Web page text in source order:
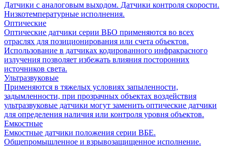
Датчики с аналоговым выходом. Датчики контроля скорости.
Низкотемпературные исполнения.
Оптические
Оптические датчики серии ВБО применяются во всех
отраслях для позиционирования или счета объектов.
Использование в датчиках кодированного инфракрасного
излучения позволяет избежать влияния посторонних
источников света.
Ультразвуковые
Применяются в тяжелых условиях запыленности,
задымленности, при прозрачных объектах воздействия
ультразвуковые датчики могут заменить оптические датчики
для определения наличия или контроля уровня объектов.
Емкостные
Емкостные датчики положения серии ВБЕ.
Общепромышленное и взрывозащищенное исполнение.